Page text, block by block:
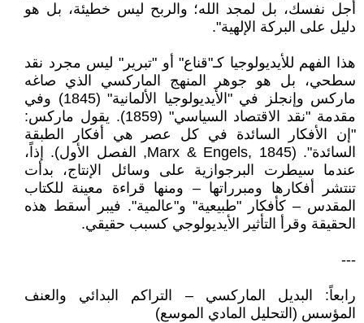
أجل نفسك، بل لمجد الله؛ والربح ليس خطيئة، بل هو
دليل على البركة الإلهية".
هذا الفهم للأيديولوجيا كـ"قناع" أو "تبرير" ليس مجرد نقد
سطحي، بل هو جوهر المنهج الماركسي الذي صاغه
ماركس وإنجلز في "الأيديولوجيا الألمانية" (1845) وفي
مقدمة "نقد الاقتصاد السياسي" (1859). يقول ماركس:
"إن الأفكار السائدة في كل عصر هي أفكار الطبقة
السائدة". (Marx & Engels, 1845, الفصل الأول). إذاً،
عندما سيطرت البرجوازية على وسائل الإنتاج، بدأت
تنتشر أفكارها ومبرراتها – ومنها قراءة معينة للكتاب
المقدس – كأفكار "طبيعية" و"عالمية". فيبر أسقط هذه
الحقيقة وقرأ التأثير الأيديولوجي كسبب حقيقي.
---
رابعاً: البديل الماركسي – التراكم البدائي والعنف
المؤسس (التحليل المادي الموسع)